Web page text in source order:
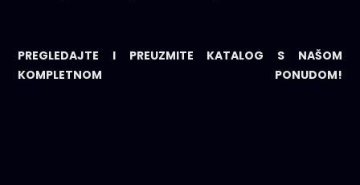
PREGLEDAJTE I PREUZMITE KATALOG S NAŠOM
KOMPLETNOM PONUDOM!